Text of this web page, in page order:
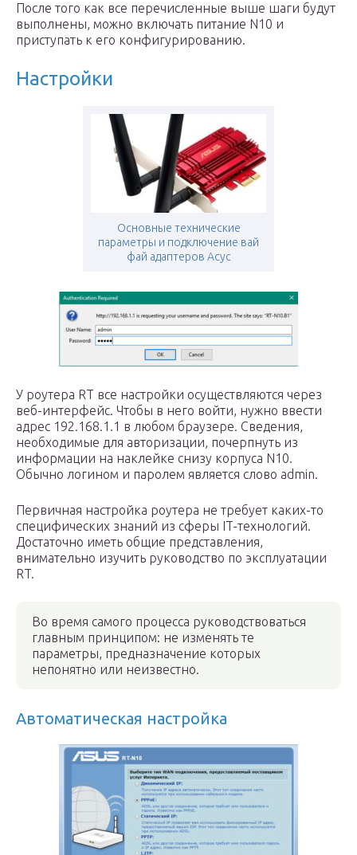
После того как все перечисленные выше шаги будут
выполнены, можно включать питание N10 и
приступать к его конфигурированию.
Настройки
Основные технические
параметры и подключение вай
фай адаптеров Асус
У роутера RT все настройки осуществляются через
веб-интерфейс. Чтобы в него войти, нужно ввести
адрес 192.168.1.1 в любом браузере. Сведения,
необходимые для авторизации, почерпнуть из
информации на наклейке снизу корпуса N10.
Обычно логином и паролем является слово admin.
Первичная настройка роутера не требует каких-то
специфических знаний из сферы IT-технологий.
Достаточно иметь общие представления,
внимательно изучить руководство по эксплуатации
RT.
Во время самого процесса руководствоваться
главным принципом: не изменять те
параметры, предназначение которых
непонятно или неизвестно.
Автоматическая настройка